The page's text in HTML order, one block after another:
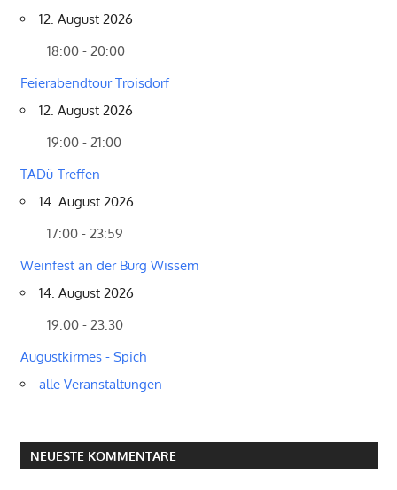
12. August 2026
18:00 - 20:00
Feierabendtour Troisdorf
12. August 2026
19:00 - 21:00
TADü-Treffen
14. August 2026
17:00 - 23:59
Weinfest an der Burg Wissem
14. August 2026
19:00 - 23:30
Augustkirmes - Spich
alle Veranstaltungen
NEUESTE KOMMENTARE